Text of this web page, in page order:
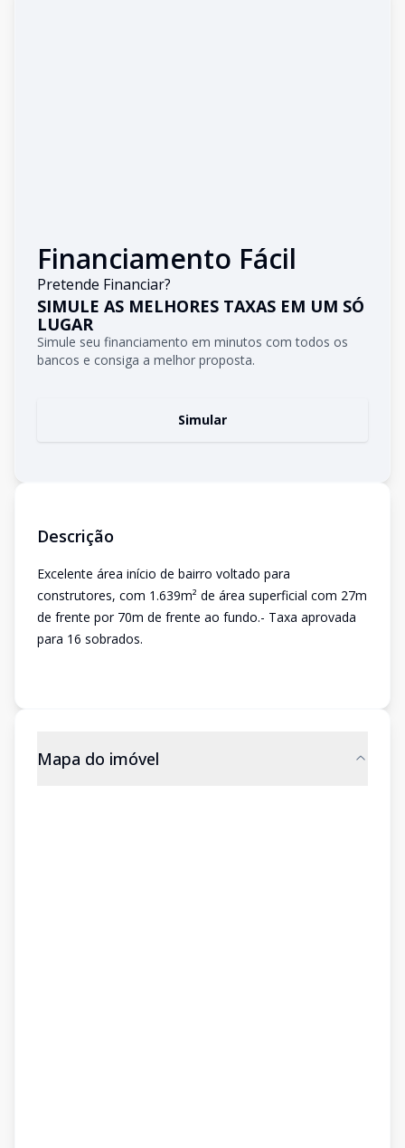
Financiamento Fácil
Pretende Financiar?
SIMULE AS MELHORES TAXAS EM UM SÓ
LUGAR
Simule seu financiamento em minutos com todos os
bancos e consiga a melhor proposta.
Simular
Descrição
Excelente área início de bairro voltado para
construtores, com 1.639m² de área superficial com 27m
de frente por 70m de frente ao fundo.- Taxa aprovada
para 16 sobrados.
Mapa do imóvel